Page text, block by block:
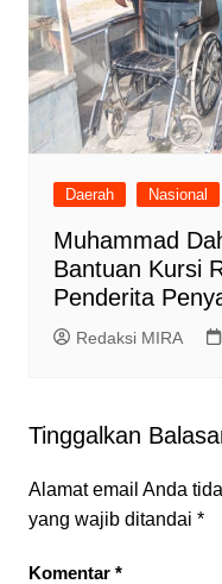
Daerah Nasional
Muhammad
Bantuan Kursi
Penderita
Redaksi MIRA
Tinggalkan
Alamat email Anda
yang wajib ditandai *
Komentar *